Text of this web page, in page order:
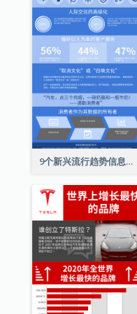
9个新兴流行趋势信息图表